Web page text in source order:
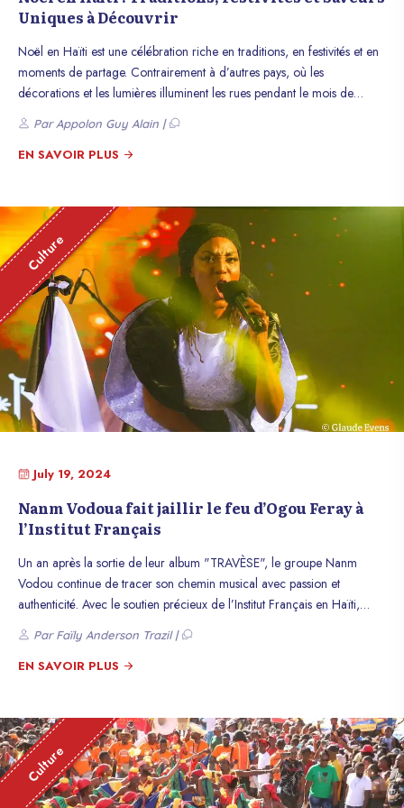
Uniques à Découvrir
Noël en Haïti est une célébration riche en traditions, en festivités et en
moments de partage. Contrairement à d’autres pays, où les
décorations et les lumières illuminent les rues pendant le mois de
décembre, Noël en Haïti est un moment de grande chaleur humaine,
de retrouvailles familiales et de manifestations culturelles. Cet article
explore les différentes coutumes et les saveurs qui font de Noël en
Par Appolon Guy Alain |
EN SAVOIR PLUS
Culture
July 19, 2024
Nanm Vodoua fait jaillir le feu d’Ogou Feray à
l’Institut Français
Un an après la sortie de leur album "TRAVÈSE", le groupe Nanm
Vodou continue de tracer son chemin musical avec passion et
authenticité. Avec le soutien précieux de l’Institut Français en Haïti,
Nanm Vodou a présenté le concert "Yon lane pou Travèse" le jeudi 18
juillet 2024, pour marquer le début des festivités estivales. Les fans de
musique et de culture haïtienne ont vécu une soirée envoûtante, où les
Par Faïly Anderson Trazil |
EN SAVOIR PLUS
Culture